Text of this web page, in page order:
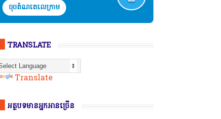
ចុចតំណតេលេក្រាម
TRANSLATE
Translate
អត្ថបទមានអ្នកអានច្រើន